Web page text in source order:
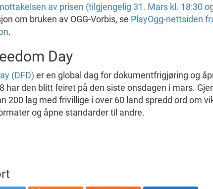
av prisen (tilgjengelig 31. Mars kl. 18:30
om bruken av OGG-Vorbis, se PlayOgg-nettsiden
.
Day
(DFD) er en global dag for dokumentfrigjøring og
har den blitt feiret på den siste onsdagen i mars.
200 lag med frivillige i over 60 land spredd ord om
og åpne standarder til andre.